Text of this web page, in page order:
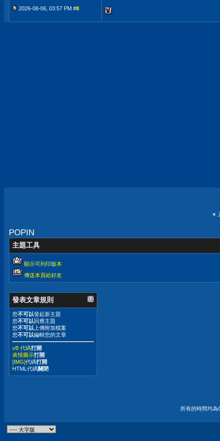
2026-08-06, 03:57 PM #8
«
POPIN
主題工具
顯示可列印版本
傳送本頁給好友
發表文章規則
您不可以發起新主題
您不可以回應主題
您不可以 上傳附加檔案
您不可以編輯您的文章
vB 代碼打開
表情圖示打開
[IMG]代碼打開
HTML代碼關閉
所有的時間均為